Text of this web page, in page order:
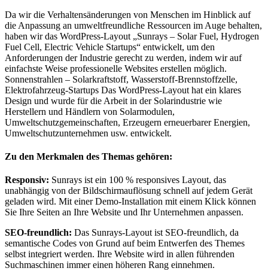
Da wir die Verhaltensänderungen von Menschen im Hinblick auf
die Anpassung an umweltfreundliche Ressourcen im Auge behalten,
haben wir das WordPress-Layout „Sunrays – Solar Fuel, Hydrogen
Fuel Cell, Electric Vehicle Startups“ entwickelt, um den
Anforderungen der Industrie gerecht zu werden, indem wir auf
einfachste Weise professionelle Websites erstellen möglich.
Sonnenstrahlen – Solarkraftstoff, Wasserstoff-Brennstoffzelle,
Elektrofahrzeug-Startups Das WordPress-Layout hat ein klares
Design und wurde für die Arbeit in der Solarindustrie wie
Herstellern und Händlern von Solarmodulen,
Umweltschutzgemeinschaften, Erzeugern erneuerbarer Energien,
Umweltschutzunternehmen usw. entwickelt.
Zu den Merkmalen des Themas gehören:
Responsiv: Sunrays ist ein 100 % responsives Layout, das
unabhängig von der Bildschirmauflösung schnell auf jedem Gerät
geladen wird. Mit einer Demo-Installation mit einem Klick können
Sie Ihre Seiten an Ihre Website und Ihr Unternehmen anpassen.
SEO-freundlich: Das Sunrays-Layout ist SEO-freundlich, da
semantische Codes von Grund auf beim Entwerfen des Themes
selbst integriert werden. Ihre Website wird in allen führenden
Suchmaschinen immer einen höheren Rang einnehmen.